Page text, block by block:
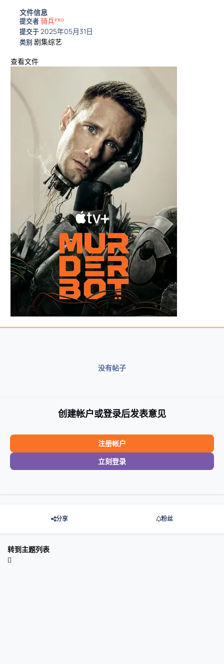
文件信息
提交者骑兵ᴾᴿᴼ
提交于2025年05月31日
类别剧集综艺
查看文件
没有帖子
创建帐户或登录后发表意见
注册帐户
立刻登录
分享 粉丝
转到主题列表